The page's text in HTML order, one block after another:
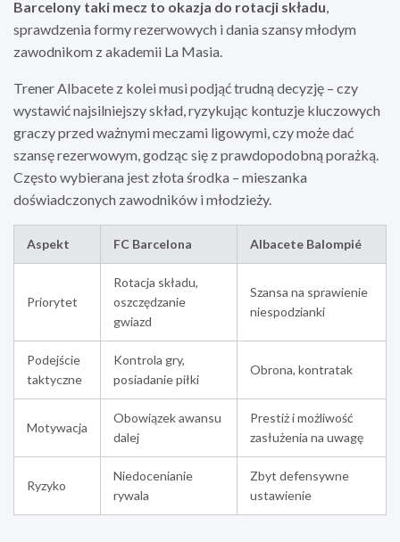
Barcelony taki mecz to okazja do rotacji składu,
sprawdzenia formy rezerwowych i dania szansy młodym
zawodnikom z akademii La Masia.
Trener Albacete z kolei musi podjąć trudną decyzję – czy
wystawić najsilniejszy skład, ryzykując kontuzje kluczowych
graczy przed ważnymi meczami ligowymi, czy może dać
szansę rezerwowym, godząc się z prawdopodobną porażką.
Często wybierana jest złota środka – mieszanka
doświadczonych zawodników i młodzieży.
Aspekt FC Barcelona Albacete Balompié
Priorytet
Rotacja składu,
oszczędzanie
gwiazd
Szansa na sprawienie
niespodzianki
Podejście
taktyczne
Kontrola gry,
posiadanie piłki
Obrona, kontratak
Motywacja
Obowiązek awansu
dalej
Prestiż i możliwość
zasłużenia na uwagę
Ryzyko
Niedocenianie
rywala
Zbyt defensywne
ustawienie